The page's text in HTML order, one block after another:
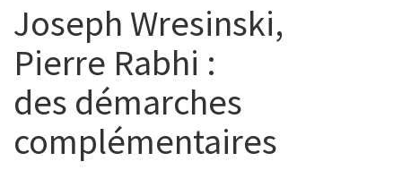
Joseph Wresinski,
Pierre Rabhi :
des démarches
complémentaires